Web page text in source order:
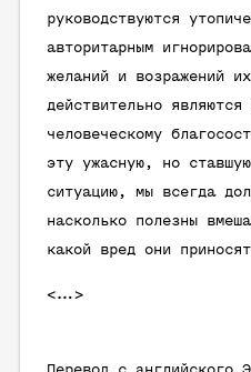
руководствуются
авторитарным
желаний и возражений
действительно
человеческому
эту ужасную, но
ситуацию, мы всегда
насколько полезны
какой вред они
<…>